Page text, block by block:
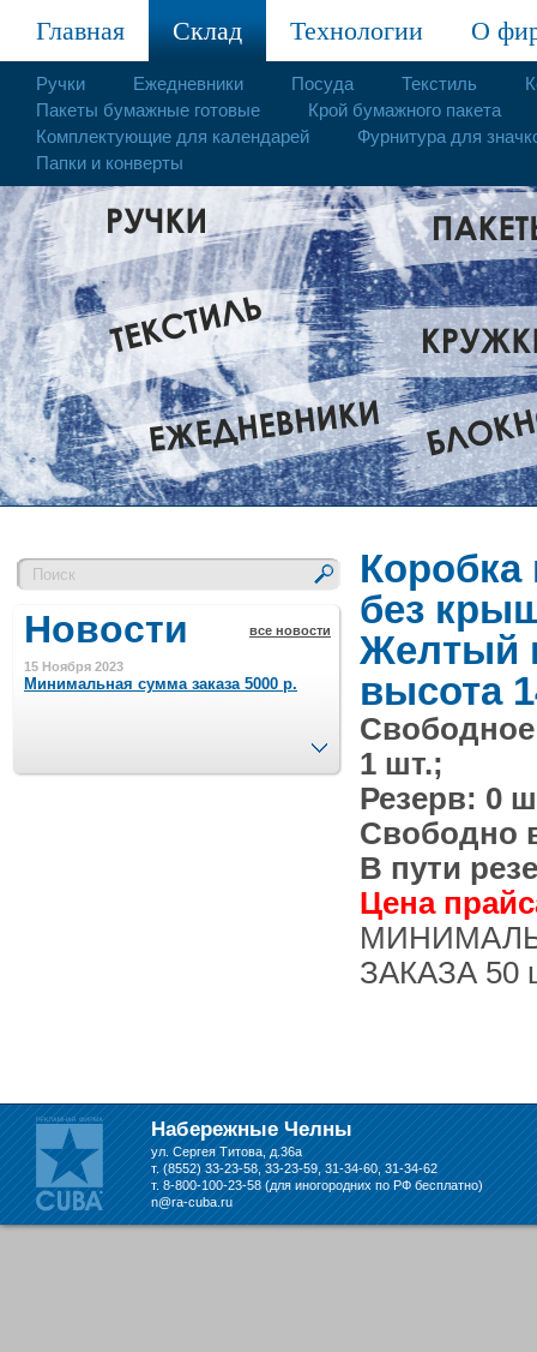
Главная Склад Технологии О
Ручки Ежедневники Посуда Текстиль
Пакеты бумажные готовые
Крой бумажного пакета
Комплектующие для календарей
Фурнитура для
Папки и конверты
Новости все новости
15 Ноября 2023
Минимальная сумма заказа 5000 р.
Шляпные коробочки производим
След.
без
Желтый
высота
1 шт.;
Резерв: 0
Свободно
В пути
Цена
ЗАКАЗА 50
Набережные Челны
ул. Сергея Титова, д.36а
т. (8552) 33-23-58, 33-23-59, 31-34-60, 31-34-62
т. 8-800-100-23-58 (для иногородних по РФ бесплатно)
n@ra-cuba.ru